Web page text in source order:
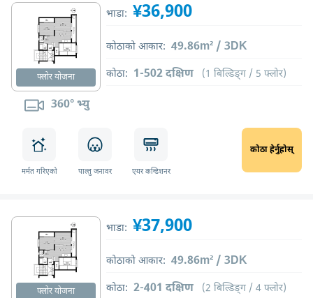
फ्लोर योजना
360° भ्यु
भाडा: ¥36,900
कोठाको आकार: 49.86m² / 3DK
कोठा: 1-502 दक्षिण (1 बिल्डिङ्ग / 5 फ्लोर)
मर्मत गरिएको पाल्तु जनावर एयर कन्डिशनर
कोठा हेर्नुहोस्
फ्लोर योजना
भाडा: ¥37,900
कोठाको आकार: 49.86m² / 3DK
कोठा: 2-401 दक्षिण (2 बिल्डिङ्ग / 4 फ्लोर)